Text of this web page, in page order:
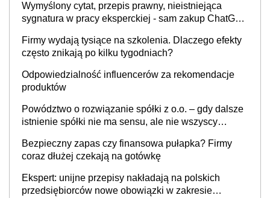
Wymyślony cytat, przepis prawny, nieistniejąca
sygnatura w pracy eksperckiej - sam zakup ChatGPT
Firmy wydają tysiące na szkolenia. Dlaczego efekty
często znikają po kilku tygodniach?
Odpowiedzialność influencerów za rekomendacje
produktów
Powództwo o rozwiązanie spółki z o.o. – gdy dalsze
istnienie spółki nie ma sensu, ale nie wszyscy
Bezpieczny zapas czy finansowa pułapka? Firmy
coraz dłużej czekają na gotówkę
Ekspert: unijne przepisy nakładają na polskich
przedsiębiorców nowe obowiązki w zakresie